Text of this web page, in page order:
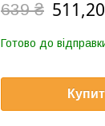
639 ₴
Готово до